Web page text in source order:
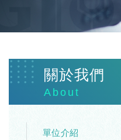
關於我們
About
單位介紹